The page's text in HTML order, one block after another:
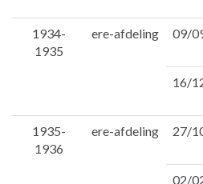
1934-
1935
ere-afdeling 09/
16/
1935-
1936
ere-afdeling 27/
02/